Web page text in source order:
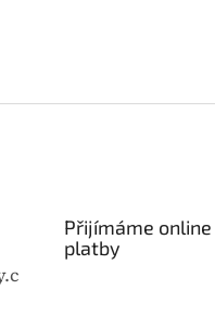
Přijímáme online
platby